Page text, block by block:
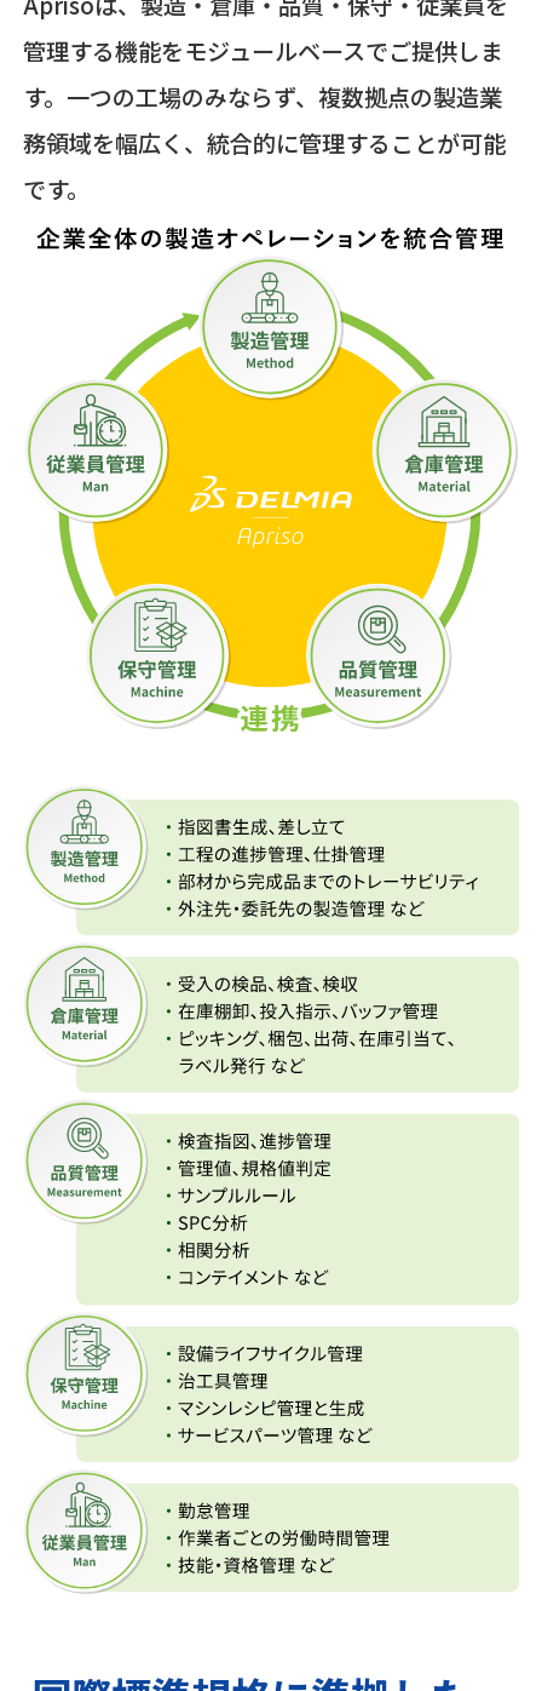
管理する機能をモジュールベースでご提供しま
す。一つの工場のみならず、複数拠点の製造業
務領域を幅広く、統合的に管理することが可能
です。